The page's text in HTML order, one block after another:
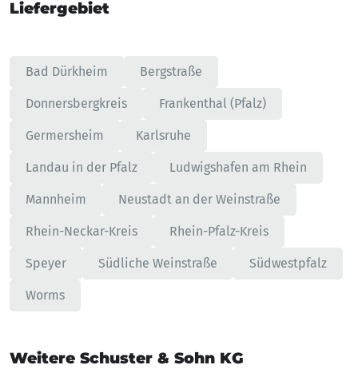
Liefergebiet
Bad Dürkheim Bergstraße
Donnersbergkreis Frankenthal (Pfalz)
Germersheim Karlsruhe
Landau in der Pfalz Ludwigshafen am Rhein
Mannheim Neustadt an der Weinstraße
Rhein-Neckar-Kreis Rhein-Pfalz-Kreis
Speyer Südliche Weinstraße Südwestpfalz
Worms
Weitere Schuster & Sohn KG